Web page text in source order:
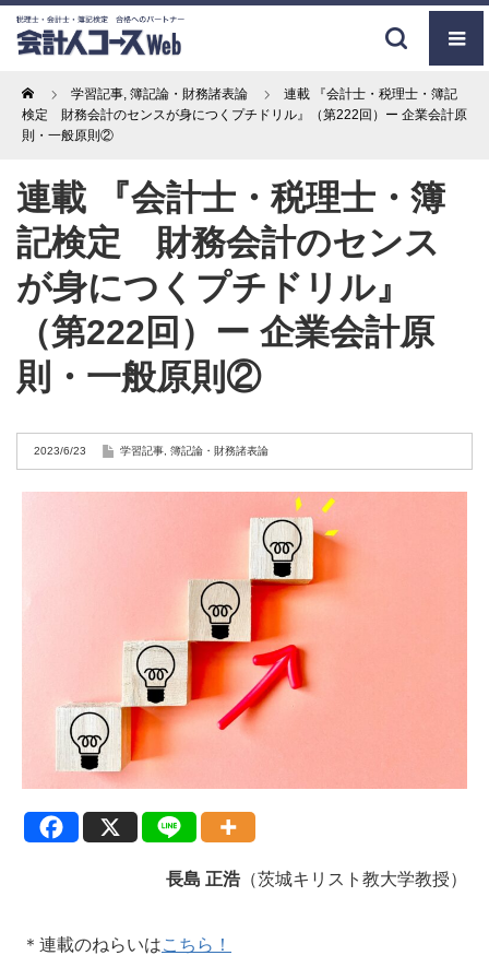
Home 学習記事, 簿記論・財務諸表論
連載 『会計士・税理士・簿記
検定 財務会計のセンスが身につくプチドリル』（第222回）ー 企業会計原
則・一般原則②
連載 『会計士・税理士・簿
記検定 財務会計のセンス
が身につくプチドリル』
（第222回）ー 企業会計原
則・一般原則②
2023/6/23 学習記事 簿記論・財務諸表論
長島 正浩（茨城キリスト教大学教授）
＊連載のねらいはこちら！